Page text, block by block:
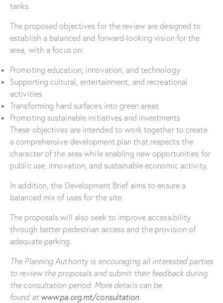
tanks.
The proposed objectives for the review are designed to
establish a balanced and forward-looking vision for the
area, with a focus on:
Promoting education, innovation, and technology
Supporting cultural, entertainment, and recreational
activities
Transforming hard surfaces into green areas
Promoting sustainable initiatives and investments
These objectives are intended to work together to create
a comprehensive development plan that respects the
character of the area while enabling new opportunities for
public use, innovation, and sustainable economic activity.
In addition, the Development Brief aims to ensure a
balanced mix of uses for the site.
The proposals will also seek to improve accessibility
through better pedestrian access and the provision of
adequate parking.
The Planning Authority is encouraging all interested parties
to review the proposals and submit their feedback during
the consultation period. More details can be
found at www.pa.org.mt/consultation.